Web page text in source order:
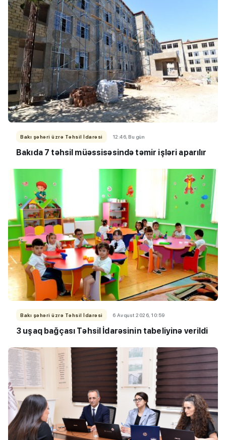
Bakı şəhəri üzrə Təhsil İdarəsi 12:46, Bu gün
Bakıda 7 təhsil müəssisəsində təmir işləri aparılır
Bakı şəhəri üzrə Təhsil İdarəsi 6 Avqust 2026, 10:59
3 uşaq bağçası Təhsil İdarəsinin tabeliyinə verildi